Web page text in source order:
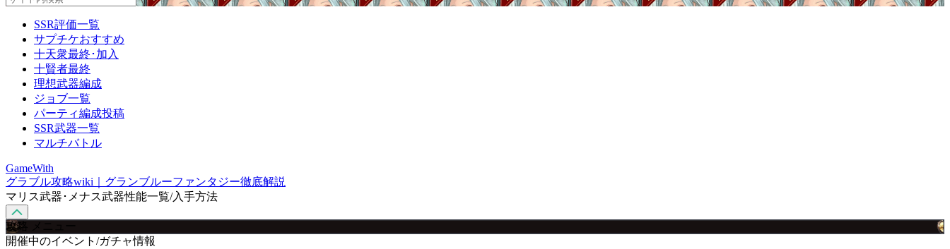
SSR評価一覧
サプチケおすすめ
十天衆最終･加入
十賢者最終
理想武器編成
ジョブ一覧
パーティ編成投稿
SSR武器一覧
マルチバトル
GameWith
グラブル攻略wiki｜グランブルーファンタジー徹底解説
マリス武器･メナス武器性能一覧/入手方法
攻略 メニュー
開催中のイベント/ガチャ情報